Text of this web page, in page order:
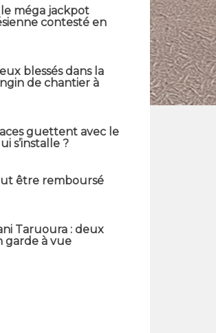
méga jackpot
contesté en
blessés dans la
de chantier à
guettent avec le
s’installe ?
être remboursé
Taruoura : deux
garde à vue